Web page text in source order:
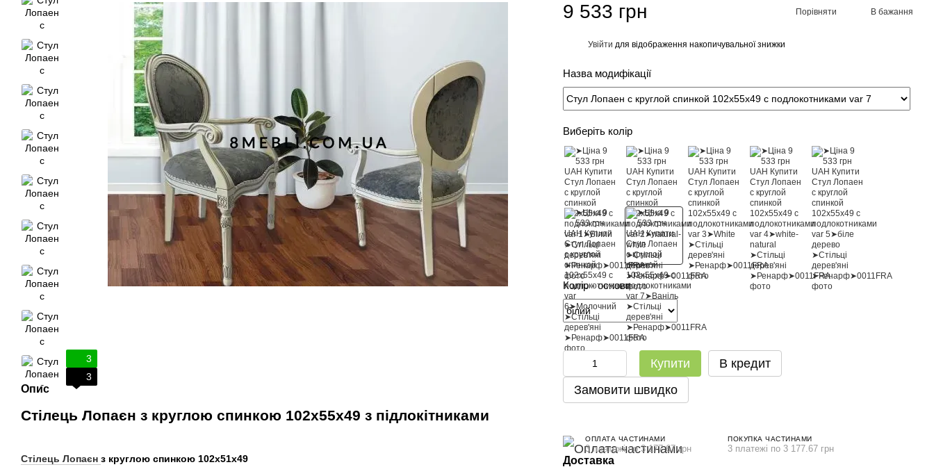
3
3
Опис
Стілець Лопаєн з круглою спинкою 102х55х49 з підлокітниками
Стілець Лопаєн з круглою спинкою 102х51х49
9 533 грн Порівняти В бажання
Увійти для відображення накопичувальної знижки
Назва модифікації
Виберіть колір
Колір - основи
Купити
В кредит
Замовити швидко
ОПЛАТА ЧАСТИНАМИ
3 платежі по 3 177.67 грн
ПОКУПКА ЧАСТИНАМИ
3 платежі по 3 177.67 грн
Доставка